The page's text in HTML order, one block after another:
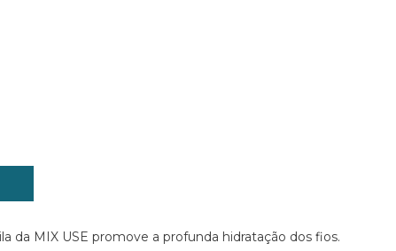
da MIX USE promove a profunda hidratação dos fios.